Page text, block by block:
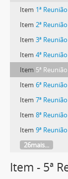
Item 1ª
Item 2ª
Item 3ª
Item 4ª
Item 5ª
Item 6ª
Item 7ª
Item 8ª
Item 9ª
26mais...
Item - 5ª